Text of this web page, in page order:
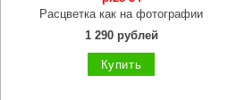
Расцветка как на фотографии
1 290 рублей
Купить